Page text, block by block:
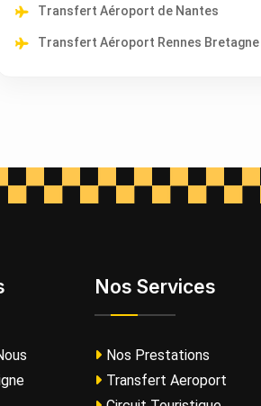
Transfert Aéroport de Nantes
Transfert Aéroport Rennes Bretagne
Nos Services
Nos Prestations
Transfert Aeroport